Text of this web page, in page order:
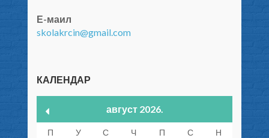
Е-маил
skolakrcin@gmail.com
КАЛЕНДАР
август 2026.
П У С Ч П С Н